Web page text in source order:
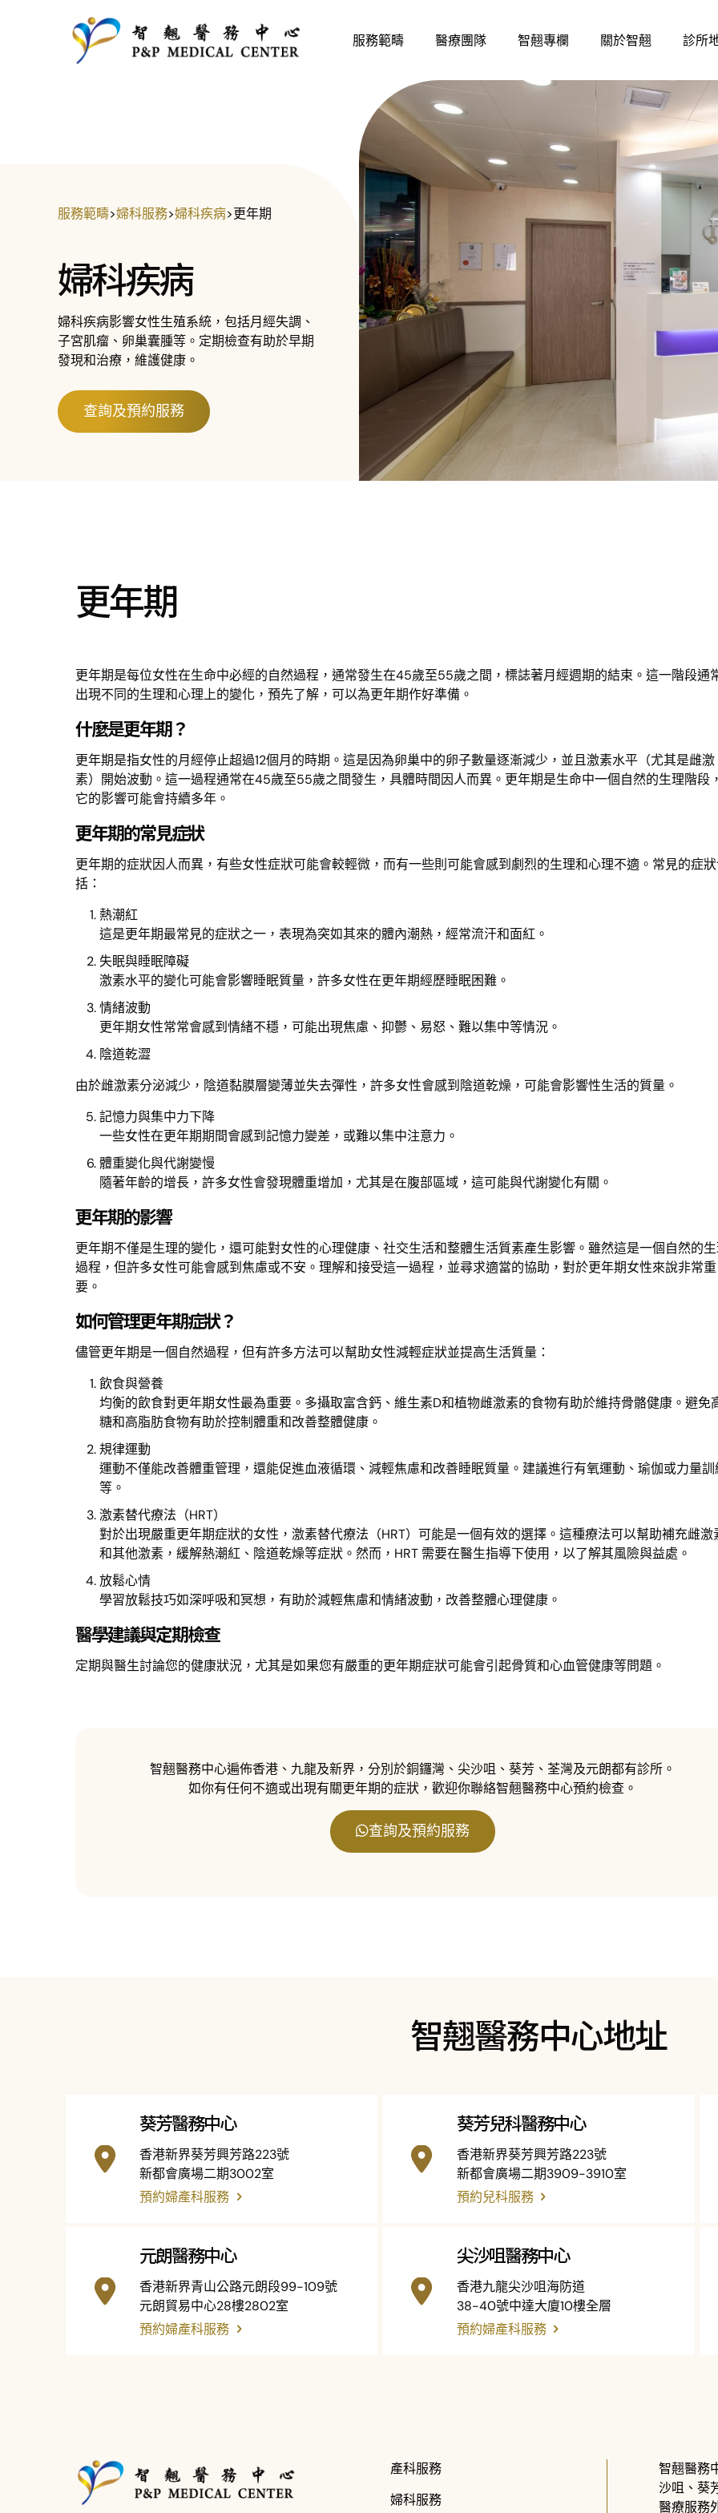
服務範疇 醫療團隊 智翹專欄 關於智翹 診所
服務範疇>婦科服務>婦科疾病>更年期
婦科疾病
婦科疾病影響女性生殖系統，包括月經失調、
子宮肌瘤、卵巢囊腫等。定期檢查有助於早期
發現和治療，維護健康。
查詢及預約服務
更年期
更年期是每位女性在生命中必經的自然過程，通常發生在45歲至55歲之間，標誌著月經週期的結束。這一階段通
出現不同的生理和心理上的變化，預先了解，可以為更年期作好準備。
什麼是更年期？
更年期是指女性的月經停止超過12個月的時期。這是因為卵巢中的卵子數量逐漸減少，並且激素水平（尤其是雌激
素）開始波動。這一過程通常在45歲至55歲之間發生，具體時間因人而異。更年期是生命中一個自然的生理階段
它的影響可能會持續多年。
更年期的常見症狀
更年期的症狀因人而異，有些女性症狀可能會較輕微，而有一些則可能會感到劇烈的生理和心理不適。常見的症
括：
熱潮紅
這是更年期最常見的症狀之一，表現為突如其來的體內潮熱，經常流汗和面紅。
失眠與睡眠障礙
激素水平的變化可能會影響睡眠質量，許多女性在更年期經歷睡眠困難。
情緒波動
更年期女性常常會感到情緒不穩，可能出現焦慮、抑鬱、易怒、難以集中等情況。
陰道乾澀
由於雌激素分泌減少，陰道黏膜層變薄並失去彈性，許多女性會感到陰道乾燥，可能會影響性生活的質量。
記憶力與集中力下降
一些女性在更年期期間會感到記憶力變差，或難以集中注意力。
體重變化與代謝變慢
隨著年齡的增長，許多女性會發現體重增加，尤其是在腹部區域，這可能與代謝變化有關。
更年期的影響
更年期不僅是生理的變化，還可能對女性的心理健康、社交生活和整體生活質素產生影響。雖然這是一個自然的
過程，但許多女性可能會感到焦慮或不安。理解和接受這一過程，並尋求適當的協助，對於更年期女性來說非常重
要。
如何管理更年期症狀？
儘管更年期是一個自然過程，但有許多方法可以幫助女性減輕症狀並提高生活質量：
飲食與營養
均衡的飲食對更年期女性最為重要。多攝取富含鈣、維生素D和植物雌激素的食物有助於維持骨骼健康。避免
糖和高脂肪食物有助於控制體重和改善整體健康。
規律運動
運動不僅能改善體重管理，還能促進血液循環、減輕焦慮和改善睡眠質量。建議進行有氧運動、瑜伽或力量訓
等。
激素替代療法（HRT）
對於出現嚴重更年期症狀的女性，激素替代療法（HRT）可能是一個有效的選擇。這種療法可以幫助補充雌激
和其他激素，緩解熱潮紅、陰道乾燥等症狀。然而，HRT 需要在醫生指導下使用，以了解其風險與益處。
放鬆心情
學習放鬆技巧如深呼吸和冥想，有助於減輕焦慮和情緒波動，改善整體心理健康。
醫學建議與定期檢查
定期與醫生討論您的健康狀況，尤其是如果您有嚴重的更年期症狀可能會引起骨質和心血管健康等問題。
智翹醫務中心遍佈香港、九龍及新界，分別於銅鑼灣、尖沙咀、葵芳、荃灣及元朗都有診所。
如你有任何不適或出現有關更年期的症狀，歡迎你聯絡智翹醫務中心預約檢查。
查詢及預約服務
智翹醫務中心地址
葵芳醫務中心
香港新界葵芳興芳路223號
新都會廣場二期3002室
預約婦產科服務
葵芳兒科醫務中心
香港新界葵芳興芳路223號
新都會廣場二期3909-3910室
預約兒科服務
元朗醫務中心
香港新界青山公路元朗段99-109號
元朗貿易中心28樓2802室
預約婦產科服務
尖沙咀醫務中心
香港九龍尖沙咀海防道
38-40號中達大廈10樓全層
預約婦產科服務
產科服務
婦科服務
智翹醫務
沙咀、葵
醫療服務